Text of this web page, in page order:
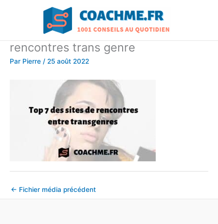
rencontres trans genre
Par Pierre / 25 août 2022
← Fichier média précédent